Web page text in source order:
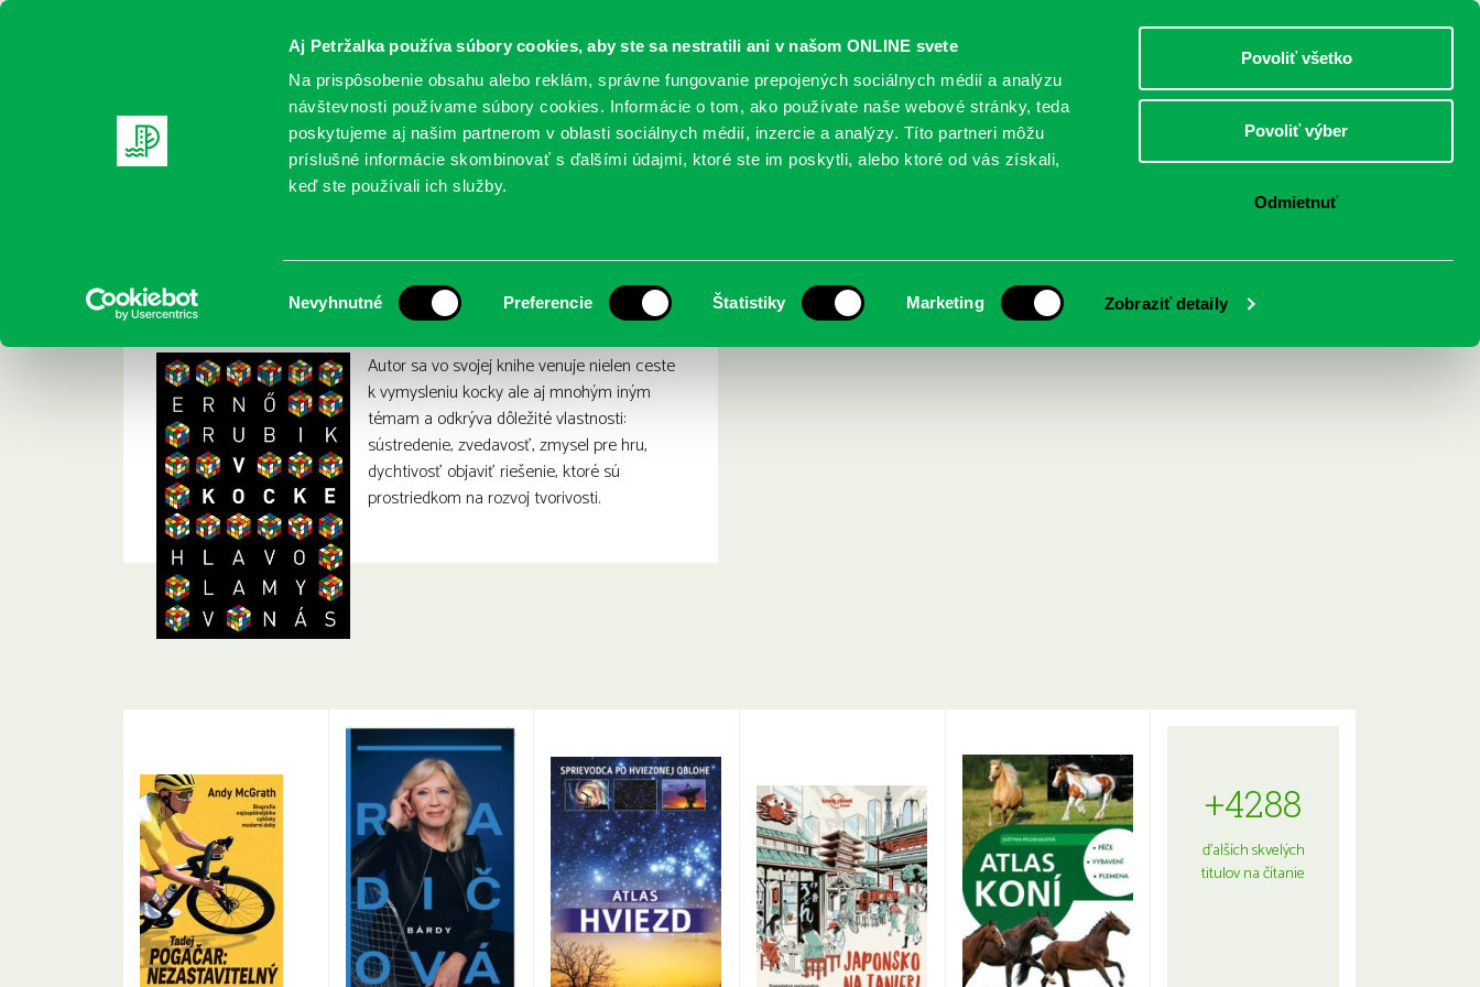
Aj Petržalka používa súbory cookies, aby ste sa nestratili ani v našom ONLINE svete
Na prispôsobenie obsahu alebo reklám, správne fungovanie prepojených sociálnych médií a analýzu
návštevnosti používame súbory cookies. Informácie o tom, ako používate naše webové stránky, teda
poskytujeme aj našim partnerom v oblasti sociálnych médií, inzercie a analýzy. Títo partneri môžu
príslušné informácie skombinovať s ďalšími údajmi, ktoré ste im poskytli, alebo ktoré od vás získali,
keď ste používali ich služby.
súhlasu
Nevyhnutné Preferencie Štatistiky Marketing Zobraziť detaily
Povoliť všetko
Povoliť výber
Odmietnuť
DOSPELÍ
REGISTRUJTE SA ONLINE KATALÓGY SLUŽBY PODUJATIA POBOČKY O KNIŽNICI
Rubik, Ernő: V kocke : Hlavolamy v nás
Autor sa vo svojej knihe venuje nielen ceste
k vymysleniu kocky ale aj mnohým iným
témam a odkrýva dôležité vlastnosti:
sústredenie, zvedavosť, zmysel pre hru,
dychtivosť objaviť riešenie, ktoré sú
prostriedkom na rozvoj tvorivosti.
+4288
ďalších skvelých
titulov na čítanie